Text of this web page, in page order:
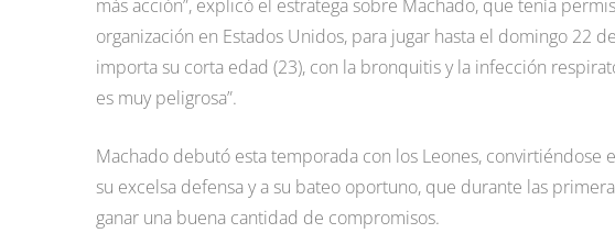
más acción”, explicó el estratega sobre Machado, que tenía
organización en Estados Unidos, para jugar hasta el domingo 22
importa su corta edad (23), con la bronquitis y la infección
es muy peligrosa”.
Machado debutó esta temporada con los Leones, convirtiéndose
su excelsa defensa y a su bateo oportuno, que durante las
ganar una buena cantidad de compromisos.